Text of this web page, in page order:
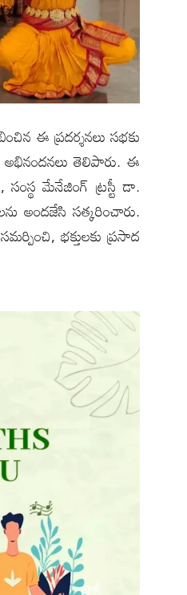
ఈ ప్రదర్శనలు సభకు
అభినందనలు తెలిపారు. ఈ
మేనేజింగ్ ట్రస్టీ డా.
అందజేసి సత్కరించారు.
భక్తులకు ప్రసాద